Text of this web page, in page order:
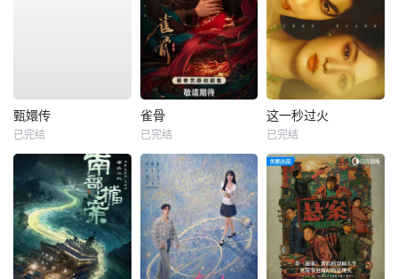
甄嬛传
已完结
雀骨
已完结
这一秒过火
已完结